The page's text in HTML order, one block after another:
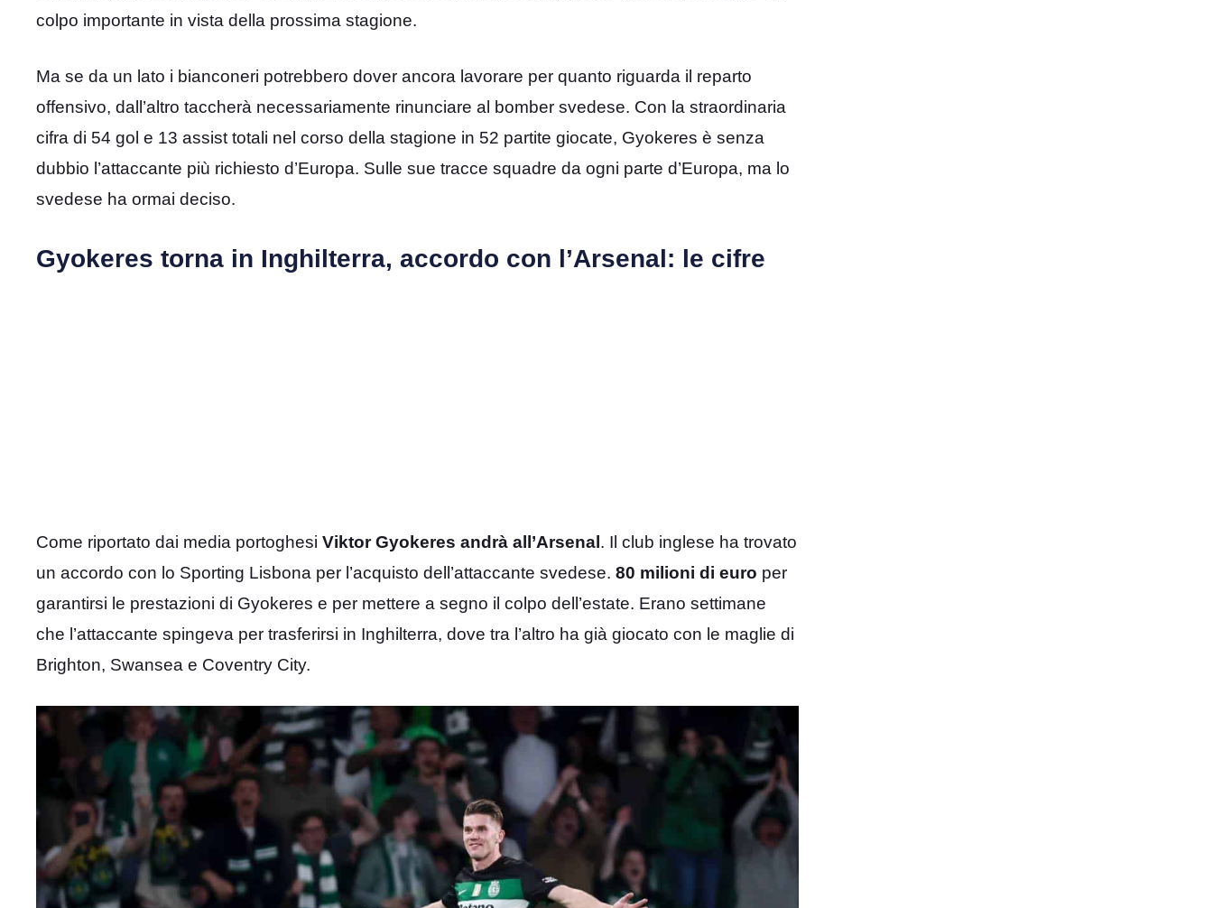
colpo importante in vista della prossima stagione.
Ma se da un lato i bianconeri potrebbero dover ancora lavorare per quanto riguarda il reparto
offensivo, dall’altro taccherà necessariamente rinunciare al bomber svedese. Con la straordinaria
cifra di 54 gol e 13 assist totali nel corso della stagione in 52 partite giocate, Gyokeres è senza
dubbio l’attaccante più richiesto d’Europa. Sulle sue tracce squadre da ogni parte d’Europa, ma lo
svedese ha ormai deciso.
Gyokeres torna in Inghilterra, accordo con l’Arsenal: le cifre
Come riportato dai media portoghesi Viktor Gyokeres andrà all’Arsenal . Il club inglese ha trovato
un accordo con lo Sporting Lisbona per l’acquisto dell’attaccante svedese. 80 milioni di euro per
garantirsi le prestazioni di Gyokeres e per mettere a segno il colpo dell’estate. Erano settimane
che l’attaccante spingeva per trasferirsi in Inghilterra, dove tra l’altro ha già giocato con le maglie di
Brighton, Swansea e Coventry City.